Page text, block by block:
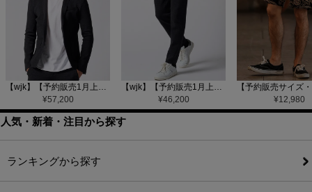
【wjk】【予約販売1月上旬～中旬入荷】function knit jacket(jacquard check) ニットジャケット(207 mw08j)
¥57,200
【wjk】【予約販売1月上旬～中旬入荷】function knit easy slacks(jacquard check) ニットイージーパンツ(504 mw08j)
¥46,200 ¥12,980
人気・新着・注目から探す
ランキングから探す